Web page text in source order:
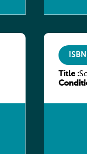
Title :